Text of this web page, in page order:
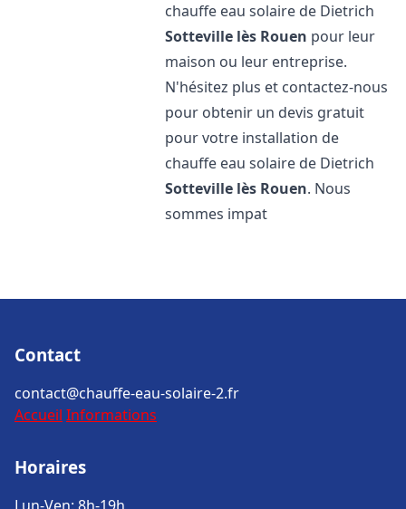
chauffe eau solaire de Dietrich
Sotteville lès Rouen pour leur
maison ou leur entreprise.
N'hésitez plus et contactez-nous
pour obtenir un devis gratuit
pour votre installation de
chauffe eau solaire de Dietrich
Sotteville lès Rouen. Nous
sommes impat
Contact
contact@chauffe-eau-solaire-2.fr
Accueil Informations
Horaires